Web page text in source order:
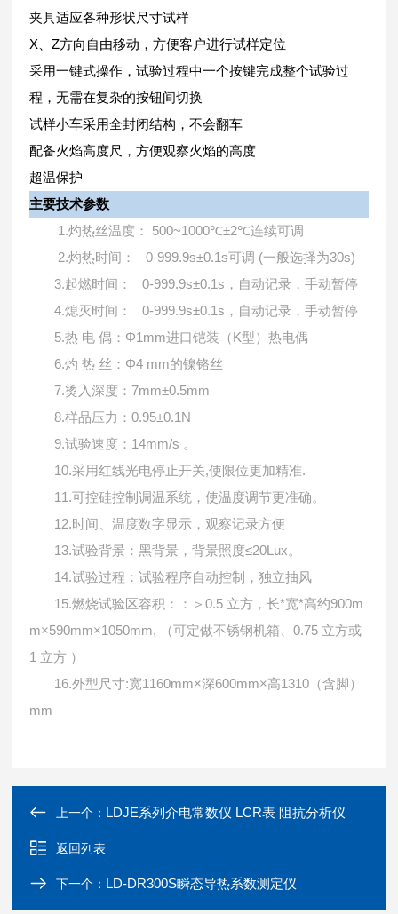
夹具适应各种形状尺寸试样
X 、Z方向自由移动，方便客户进行试样定位
采用一键式操作，试验过程中一个按键完成整个试验过
程，无需在复杂的按钮间切换
试样小车采用全封闭结构，不会翻车
配备火焰高度尺，方便观察火焰的高度
超温保护
主要技术参数
1.灼热丝温度： 500~1000℃±2℃连续可调
2.灼热时间： 0-999.9s±0.1s可调 (一般选择为30s)
3.起燃时间： 0-999.9s±0.1s ，自动记录，手动暂停
4.熄灭时间： 0-999.9s±0.1s ，自动记录，手动暂停
5.热 电 偶： Φ1mm进口铠装（K型）热电偶
6.灼 热 丝： Φ4 mm的镍铬丝
7.烫入深度：7mm±0.5mm
8.样品压力：0.95±0.1N
9.试验速度： 14mm/s 。
10.采用红线光电停止开关,使限位更加精准.
11.可控硅控制调温系统，使温度调节更准确。
12.时间、温度数字显示，观察记录方便
13.试验背景：黑背景，背景照度≤20Lux。
14.试验过程：试验程序自动控制，独立抽风
15.燃烧试验区容积：：＞0.5 立方，长*宽*高约900m
m×590mm×1050mm,
（可定做不锈钢机箱、0.75 立方或
1 立方 ）
16.外型尺寸:宽1160mm×深600mm×高1310 （含脚）
mm
上一个： LDJE系列介电常数仪 LCR表 阻抗分析仪
返回列表
下一个： LD-DR300S瞬态导热系数测定仪